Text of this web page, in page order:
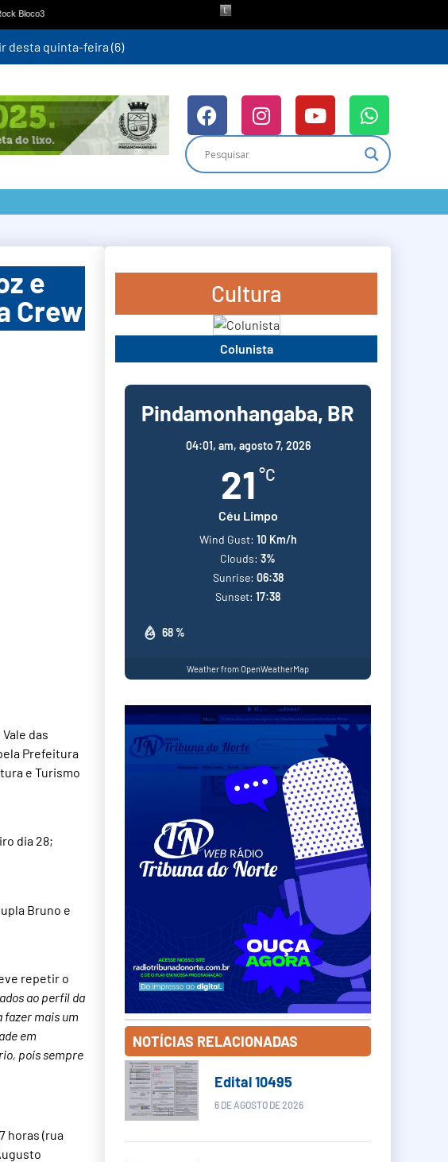
desta quinta-feira (6)
e
Crew
das
Prefeitura
e Turismo
dia 28;
Bruno e
repetir o
ao perfil da
fazer mais um
em
pois sempre
horas (rua
Cultura
Colunista
Pindamonhangaba, BR
04:01, am, agosto 7, 2026
21 °C
Céu Limpo
68 %
Wind Gust: 10 Km/h
Clouds: 3%
Sunrise: 06:38
Sunset: 17:38
Weather from OpenWeatherMap
NOTÍCIAS RELACIONADAS
Edital 10495
6 DE AGOSTO DE 2026